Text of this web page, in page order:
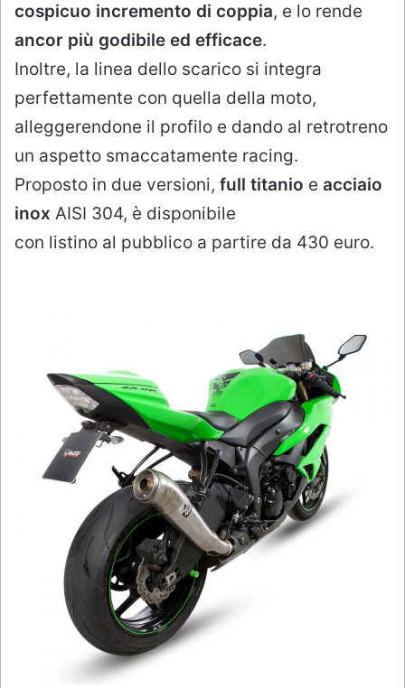
cospicuo incremento di coppia, e lo rende
ancor più godibile ed efficace.
Inoltre, la linea dello scarico si integra
perfettamente con quella della moto,
alleggerendone il profilo e dando al retrotreno
un aspetto smaccatamente racing.
Proposto in due versioni, full titanio e acciaio
inox AISI 304, è disponibile
con listino al pubblico a partire da 430 euro.